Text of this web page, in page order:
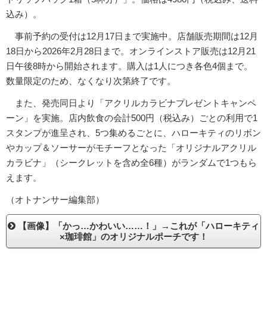
込み）。
事前予約の受付は12月17日まで実施中。店舗販売期間は12月
18日から2026年2月28日まで。オンラインストア販売は12月21
日午後8時から開始されます。購入は1人につき各色4個まで。
数量限定のため、なくなり次第終了です。
また、発売同日より「アクリルカラビナプレゼントキャンペ
ーン」を実施。店内飲食の会計500円（税込み）ごとの利用で1
スタンプが進呈され、5つ集めるごとに、ハローキティのリボン
やカップ＆ソーサーがモチーフとなった「オリジナルアクリル
カラビナ」（シークレットを含め全6種）がランダムで1つもら
えます。
（オトナンサー編集部）
【画像】「かっ…かわいい……！」→これが「ハローキティ
×珈琲館」のオリジナルポーチです！